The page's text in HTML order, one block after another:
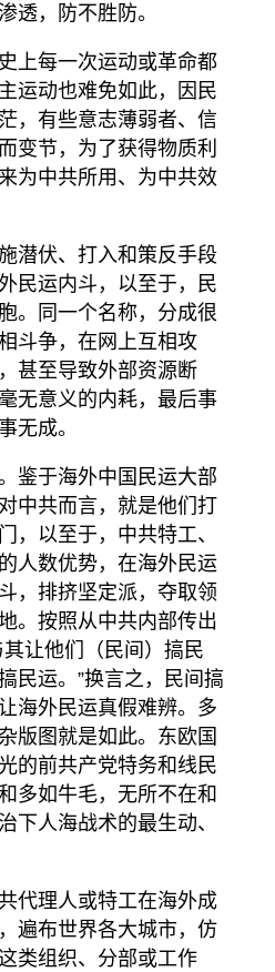
透，防不胜防。
上每一次运动或革命都
运动也难免如此，因民
，有些意志薄弱者、信
变节，为了获得物质利
为中共所用、为中共效
潜伏、打入和策反手段
民运内斗，以至于，民
。同一个名称，分成很
斗争，在网上互相攻
甚至导致外部资源断
无意义的内耗，最后事
无成。
鉴于海外中国民运大部
中共而言，就是他们打
，以至于，中共特工、
人数优势，在海外民运
，排挤坚定派，夺取领
。按照从中共内部传出
让他们（民间）搞民
民运。”换言之，民间搞
海外民运真假难辨。多
版图就是如此。东欧国
的前共产党特务和线民
多如牛毛，无所不在和
下人海战术的最生动、
代理人或特工在海外成
遍布世界各大城市，仿
类组织、分部或工作